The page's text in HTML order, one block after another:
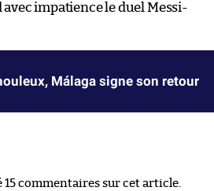
impatience le duel Messi-
Málaga signe son retour
15 commentaires sur cet article.